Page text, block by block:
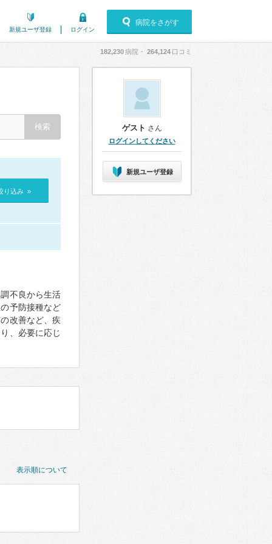
新規ユーザ登録 ログイン
病院をさがす
182,230病院・ 264,124 口コミ
り込み »
不良から生活
予防接種など
改善など、疾
、必要に応じ
表示順について
ゲスト さん
ログインしてください
新規ユーザ登録